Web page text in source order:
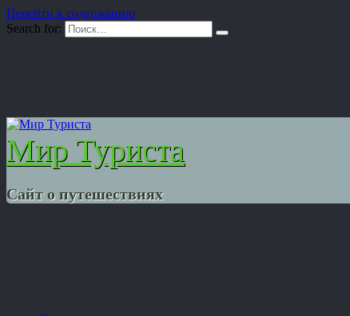
Перейти к содержанию
Search for:
Мир Туриста
Сайт о путешествиях